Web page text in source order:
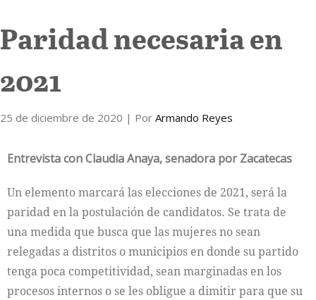
Paridad necesaria en
2021
25 de diciembre de 2020 | Por Armando Reyes
Entrevista con Claudia Anaya, senadora por Zacatecas
Un elemento marcará las elecciones de 2021, será la
paridad en la postulación de candidatos. Se trata de
una medida que busca que las mujeres no sean
relegadas a distritos o municipios en donde su partido
tenga poca competitividad, sean marginadas en los
procesos internos o se les obligue a dimitir para que su